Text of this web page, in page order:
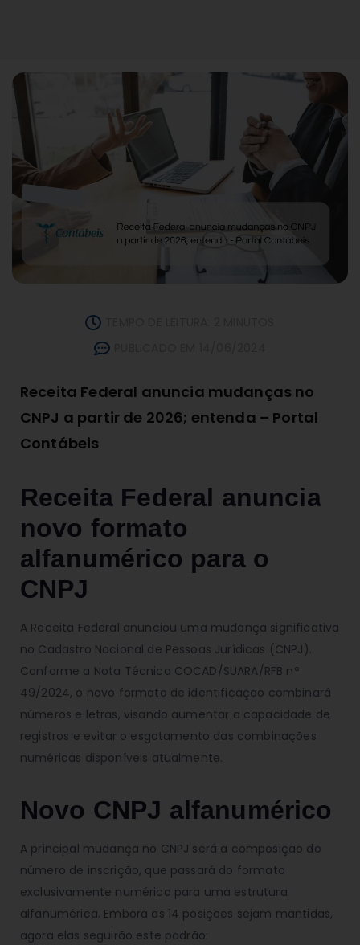
Receita Federal anuncia mudanças no
CNPJ a partir de 2026; entenda – Portal
Contábeis
Receita Federal anuncia
novo formato
alfanumérico para o
CNPJ
A Receita Federal anunciou uma mudança significativa
no Cadastro Nacional de Pessoas Jurídicas (CNPJ).
Conforme a Nota Técnica COCAD/SUARA/RFB nº
49/2024, o novo formato de identificação combinará
números e letras, visando aumentar a capacidade de
registros e evitar o esgotamento das combinações
numéricas disponíveis atualmente.
Novo CNPJ alfanumérico
A principal mudança no CNPJ será a composição do
número de inscrição, que passará do formato
exclusivamente numérico para uma estrutura
alfanumérica. Embora as 14 posições sejam mantidas,
agora elas seguirão este padrão: